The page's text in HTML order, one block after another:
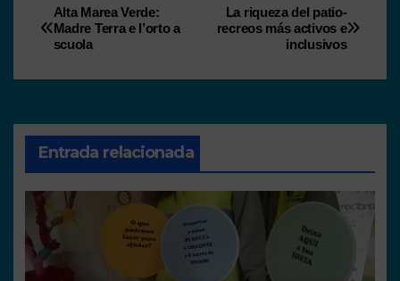
La riqueza del patio-
recreos más activos e
inclusivos
Alta Marea Verde:
Madre Terra e l’orto a
scuola
Entrada relacionada